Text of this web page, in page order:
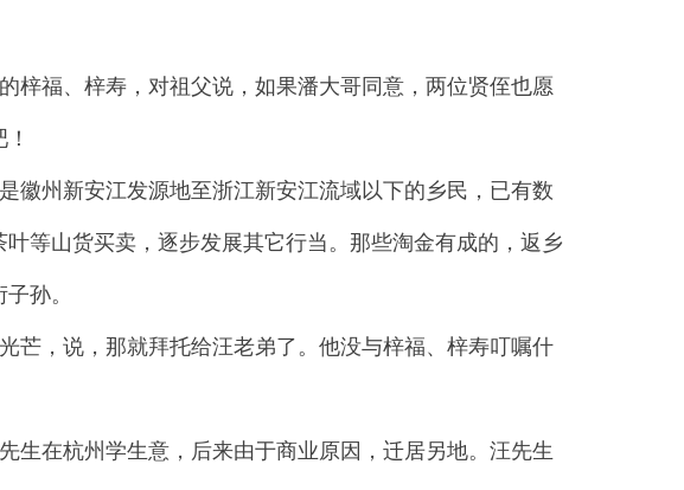
梓福、梓寿，对祖父说，如果潘大哥同意，两位贤侄也愿
徽州新安江发源地至浙江新安江流域以下的乡民，已有数
等山货买卖，逐步发展其它行当。那些淘金有成的，返乡
孙。
芒，说，那就拜托给汪老弟了。他没与梓福、梓寿叮嘱什
生在杭州学生意，后来由于商业原因，迁居另地。汪先生